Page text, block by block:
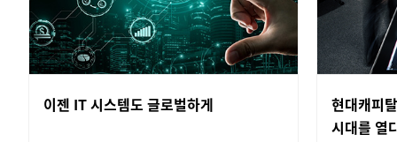
이젠 IT 시스템도 글로벌하게
현대캐피
시대를 열